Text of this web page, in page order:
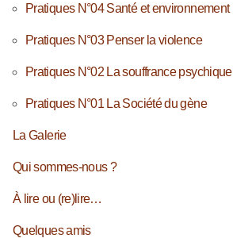
Pratiques N°04 Santé et environnement
Pratiques N°03 Penser la violence
Pratiques N°02 La souffrance psychique
Pratiques N°01 La Société du gène
La Galerie
Qui sommes-nous ?
À lire ou (re)lire…
Quelques amis